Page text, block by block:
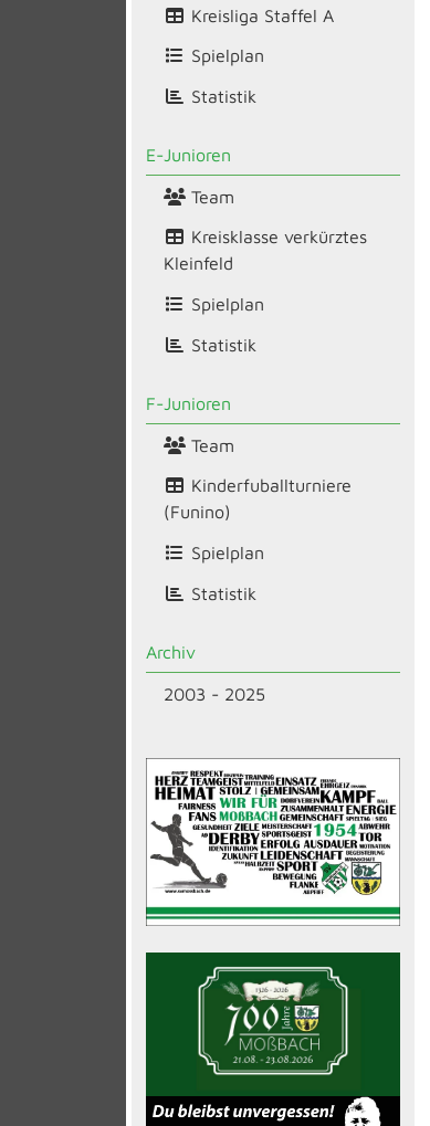
Kreisliga Staffel A
Spielplan
Statistik
E-Junioren
Team
Kreisklasse verkürztes
Kleinfeld
Spielplan
Statistik
F-Junioren
Team
Kinderfuballturniere
(Funino)
Spielplan
Statistik
Archiv
2003 - 2025